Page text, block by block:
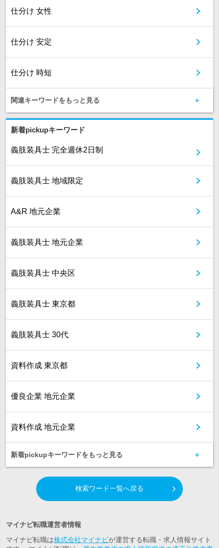
仕分け 女性
仕分け 安定
仕分け 時短
関連キーワードをもっと見る
新着pickupキーワード
義肢装具士 完全週休2日制
義肢装具士 地域限定
A&R 地元企業
義肢装具士 地元企業
義肢装具士 中央区
義肢装具士 東京都
義肢装具士 30代
資料作成 東京都
優良企業 地元企業
資料作成 地元企業
新着pickupキーワードをもっと見る
検索ワード一覧へ戻る
マイナビ転職運営者情報
マイナビ転職は株式会社マイナビが運営する転職・求人情報サイト